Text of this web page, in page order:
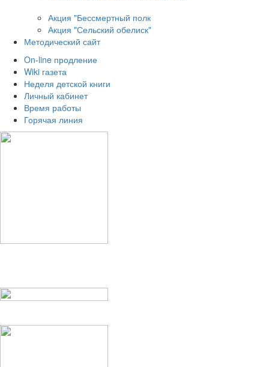
Акция "Бессмертный полк
Акция "Сельский обелиск"
Методический сайт
On-line продление
Wiki газета
Неделя детской книги
Личный кабинет
Время работы
Горячая линия